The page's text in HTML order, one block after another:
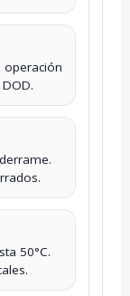
operación
50°C.